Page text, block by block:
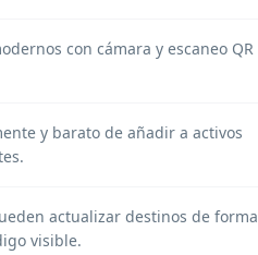
con cámara y escaneo QR
y barato de añadir a activos
actualizar destinos de forma
visible.